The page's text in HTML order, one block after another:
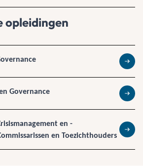
opleidingen
Lees
Governance
Lees
en -
en Toezichthouders
Lees